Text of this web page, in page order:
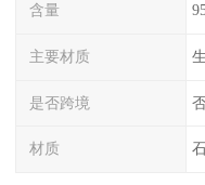
含量
主要材质
是否跨境
材质